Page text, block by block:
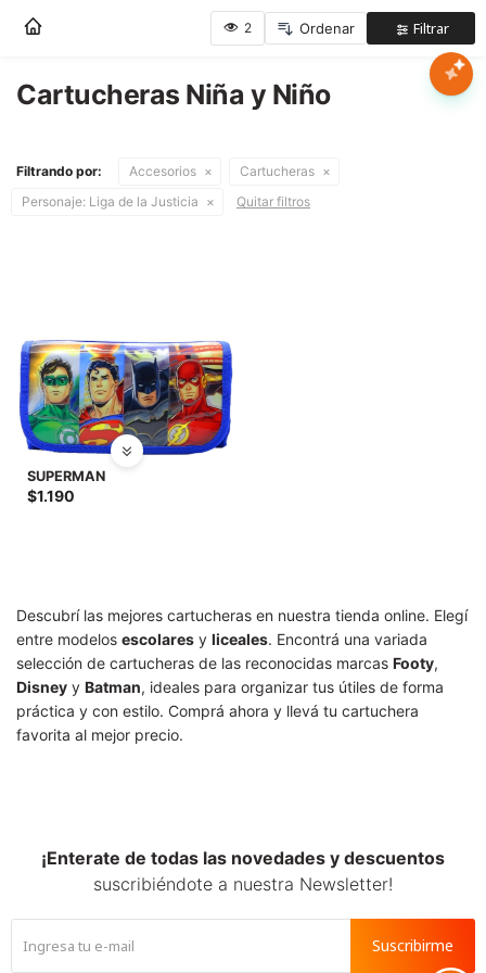
Nota:
este
web
incluye
de
accesibilidad.
Cartucheras Niña y Niño
Filtrando por: Accesorios
Cartucheras
Personaje: Liga de la Justicia Quitar filtros
SUPERMAN
$1.190
Descubrí las mejores cartucheras en nuestra tienda online. Elegí
entre modelos escolares y liceales. Encontrá una variada
selección de cartucheras de las reconocidas marcas Footy,
Disney y Batman, ideales para organizar tus útiles de forma
práctica y con estilo. Comprá ahora y llevá tu cartuchera
favorita al mejor precio.
¡Enterate de todas las novedades y descuentos
suscribiéndote a nuestra Newsletter!
Suscribirme
Mujer
Hombre
Marcas
Novedades
SALE